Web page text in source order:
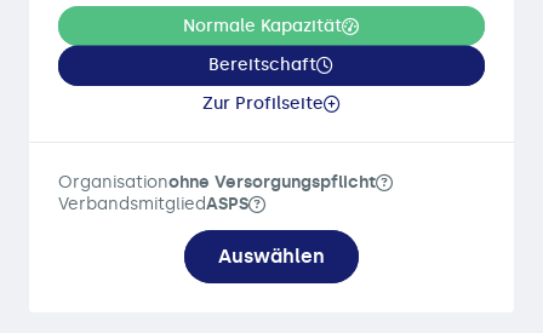
Normale Kapazität
Bereitschaft
Zur Profilseite
Organisationohne Versorgungspflicht
VerbandsmitgliedASPS
Auswählen